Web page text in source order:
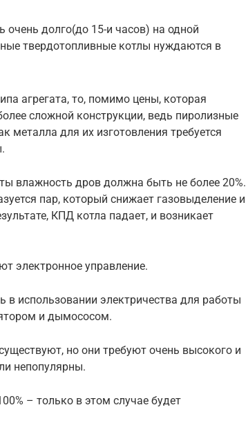
очень долго(до 15-и часов) на одной
твердотопливные котлы нуждаются в
агрегата, то, помимо цены, которая
сложной конструкции, ведь пиролизные
металла для их изготовления требуется
влажность дров должна быть не более 20%.
пар, который снижает газовыделение и
КПД котла падает, и возникает
электронное управление.
в использовании электричества для работы
и дымососом.
но они требуют очень высокого и
непопулярны.
– только в этом случае будет